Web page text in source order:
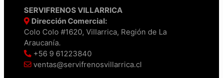
SERVIFRENOS VILLARRICA
Dirección Comercial:
Colo Colo #1620, Villarrica, Región de La
Araucanía.
+56 9 61223840
ventas@servifrenosvillarrica.cl